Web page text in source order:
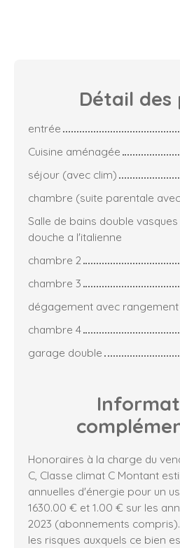
Détail des
entrée
Cuisine aménagée
séjour (avec clim)
chambre (suite parentale
Salle de bains double
douche a l'italienne
chambre 2
chambre 3
dégagement avec rangement
chambre 4
garage double
Honoraires à la charge du
C, Classe climat C Montant
annuelles d'énergie pour un
1630.00 € et 1.00 € sur les
2023 (abonnements
les risques auxquels ce bien